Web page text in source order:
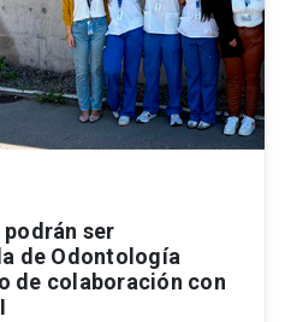
podrán ser
de Odontología
de colaboración con